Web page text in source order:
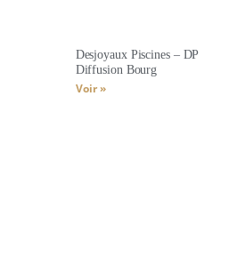
Desjoyaux Piscines – DP
Diffusion Bourg
Voir »